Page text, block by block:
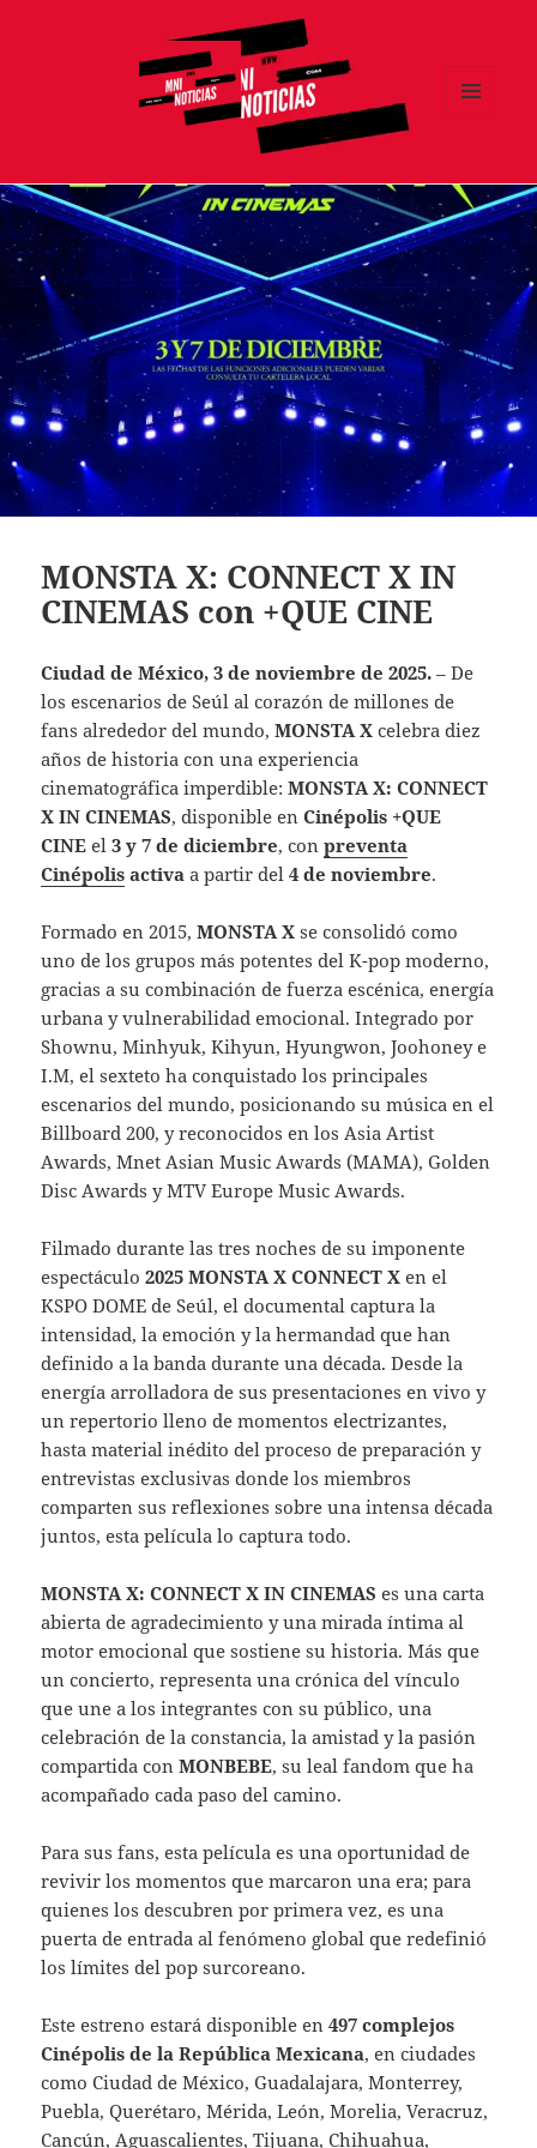
MONSTA X: CONNECT X IN
CINEMAS con +QUE CINE
Ciudad de México, 3 de noviembre de 2025. – De
los escenarios de Seúl al corazón de millones de
fans alrededor del mundo,MONSTA X celebra diez
años de historia con una experiencia
cinematográfica imperdible:MONSTA X: CONNECT
X IN CINEMAS, disponible enCinépolis +QUE
CINE el 3 y 7 de diciembre, conpreventa
Cinépolis activaa partir del 4 de noviembre.
Formado en 2015,MONSTA X se consolidó como
uno de los grupos más potentes del K-pop moderno,
gracias a su combinación de fuerza escénica, energía
urbana y vulnerabilidad emocional. Integrado por
Shownu, Minhyuk, Kihyun, Hyungwon, Joohoney e
I.M, el sexteto ha conquistado los principales
escenarios del mundo, posicionando su música en el
Billboard 200, y reconocidos en los Asia Artist
Awards, Mnet Asian Music Awards (MAMA), Golden
Disc Awards y MTV Europe Music Awards.
Filmado durante las tres noches de su imponente
espectáculo2025 MONSTA X CONNECT X en el
KSPO DOME de Seúl, el documental captura la
intensidad, la emoción y la hermandad que han
definido a la banda durante una década. Desde la
energía arrolladora de sus presentaciones en vivo y
un repertorio lleno de momentos electrizantes,
hasta material inédito del proceso de preparación y
entrevistas exclusivas donde los miembros
comparten sus reflexiones sobre una intensa década
juntos, esta película lo captura todo.
MONSTA X: CONNECT X IN CINEMAS es una carta
abierta de agradecimiento y una mirada íntima al
motor emocional que sostiene su historia. Más que
un concierto, representa una crónica del vínculo
que une a los integrantes con su público, una
celebración de la constancia, la amistad y la pasión
compartida conMONBEBE, su leal fandom que ha
acompañado cada paso del camino.
Para sus fans, esta película es una oportunidad de
revivir los momentos que marcaron una era; para
quienes los descubren por primera vez, es una
puerta de entrada al fenómeno global que redefinió
los límites del pop surcoreano.
Este estreno estará disponible en497 complejos
Cinépolis de la República Mexicana, en ciudades
como Ciudad de México, Guadalajara, Monterrey,
Puebla, Querétaro, Mérida, León, Morelia, Veracruz,
Cancún, Aguascalientes, Tijuana, Chihuahua,